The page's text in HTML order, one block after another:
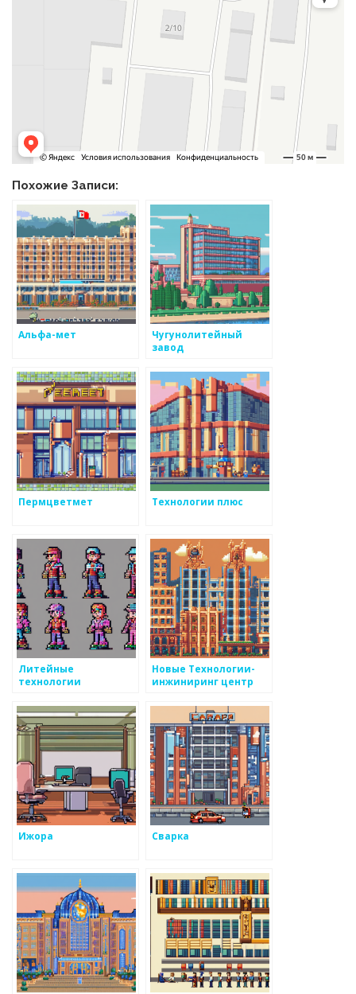
Похожие Записи:
Альфа-мет
Чугунолитейный
завод
Пермцветмет Технологии плюс
Литейные
технологии
Новые Технологии-
инжиниринг центр
Ижора Сварка